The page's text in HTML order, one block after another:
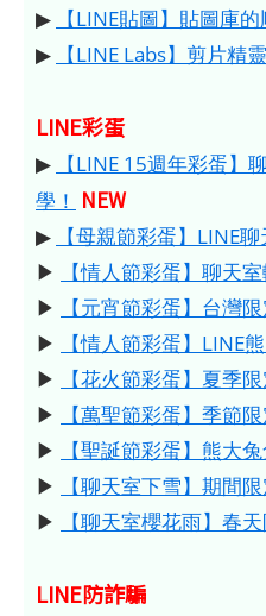
▶
【LINE貼圖】貼圖庫
▶
【LINE Labs】剪片精
LINE彩蛋
▶
【LINE 15週年彩蛋】
學！ NEW
▶
【母親節彩蛋】LINE
▶
【情人節彩蛋】聊天
▶
【元宵節彩蛋】台灣
▶
【情人節彩蛋】LINE
▶
【花火節彩蛋】夏季
▶
【萬聖節彩蛋】季節
▶
【聖誕節彩蛋】熊大
▶
【聊天室下雪】期間
▶
【聊天室櫻花雨】春
LINE防詐騙